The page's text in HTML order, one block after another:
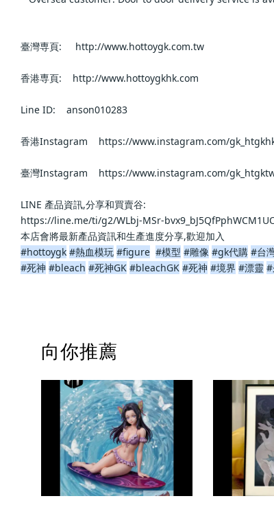
臺灣専頁:     http://www.hottoygk.com.tw
香港専頁:    http://www.hottoygkhk.com
Line ID:    anson010283
香港Instagram    https://www.instagram.com/
臺灣Instagram    https://www.instagram.com/
LINE 產品資訊,分享和買賣谷:
https://line.me/ti/g2/WLbj-MSr-
本店會將最新產品資訊和生產進度分享,歡迎加入
#hottoygk #熱血模玩 #figure #模型 #雕像 #gk代購 #台
#死神 #bleach #死神GK #bleachGK #死神 #境界 #漂靈 #
向你推薦